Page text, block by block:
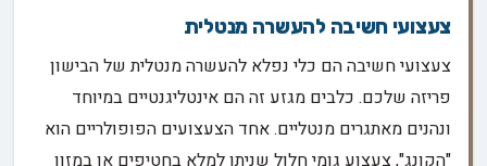
צעצועי חשיבה להעשרה מנטלית
צעצועי חשיבה הם כלי נפלא להעשרה מנטלית של הבישון
פריזה שלכם. כלבים מגזע זה הם אינטליגנטיים במיוחד
ונהנים מאתגרים מנטליים. אחד הצעצועים הפופולריים הוא
"הקונג", צעצוע גומי חלול שניתן למלא בחטיפים או במזון